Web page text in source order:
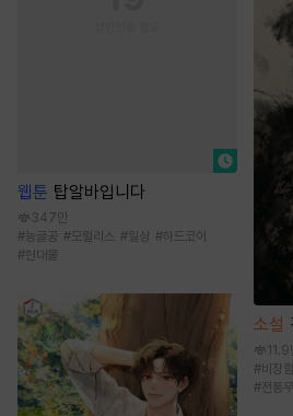
웹툰 탑알바입니다
347만
#능글공 #모럴리스 #일상 #하드코어
#현대물
소설
11.9
#비장함
#전통